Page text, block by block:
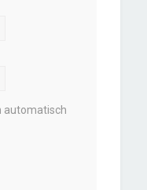
automatisch